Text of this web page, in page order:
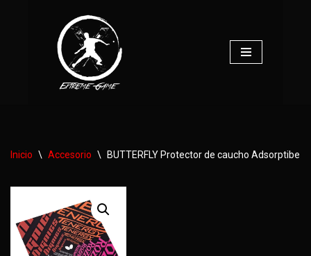
Inicio \ Accesorio \ BUTTERFLY Protector de caucho Adsorptibe